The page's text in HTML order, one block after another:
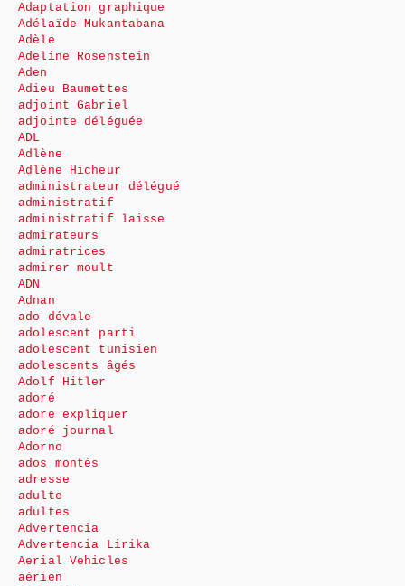
Adaptation graphique
Adélaïde Mukantabana
Adèle
Adeline Rosenstein
Aden
Adieu Baumettes
adjoint Gabriel
adjointe déléguée
ADL
Adlène
Adlène Hicheur
administrateur délégué
administratif
administratif laisse
admirateurs
admiratrices
admirer moult
ADN
Adnan
ado dévale
adolescent parti
adolescent tunisien
adolescents âgés
Adolf Hitler
adoré
adore expliquer
adoré journal
Adorno
ados montés
adresse
adulte
adultes
Advertencia
Advertencia Lirika
Aerial Vehicles
aérien